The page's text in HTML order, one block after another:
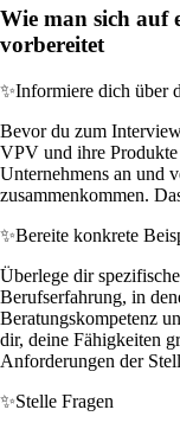
Wie man sich auf
vorbereitet
✨Informiere dich über
Bevor du zum
VPV und ihre Produkte
Unternehmens an und
zusammenkommen.
✨Bereite konkrete
Überlege dir
Berufserfahrung, in
Beratungskompetenz
dir, deine Fähigkeiten
Anforderungen der
✨Stelle Fragen